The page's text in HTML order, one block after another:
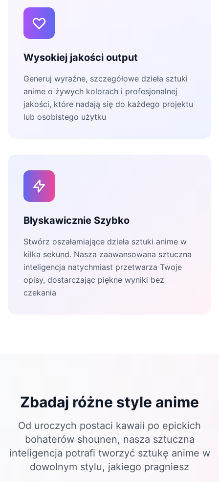
Wysokiej jakości output
Generuj wyraźne, szczegółowe dzieła sztuki
anime o żywych kolorach i profesjonalnej
jakości, które nadają się do każdego projektu
lub osobistego użytku
Błyskawicznie Szybko
Stwórz oszałamiające dzieła sztuki anime w
kilka sekund. Nasza zaawansowana sztuczna
inteligencja natychmiast przetwarza Twoje
opisy, dostarczając piękne wyniki bez
czekania
Zbadaj różne style anime
Od uroczych postaci kawaii po epickich
bohaterów shounen, nasza sztuczna
inteligencja potrafi tworzyć sztukę anime w
dowolnym stylu, jakiego pragniesz